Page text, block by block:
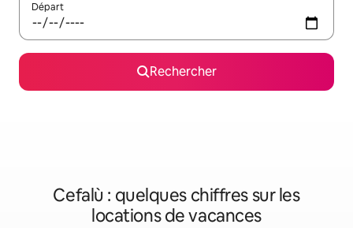
Départ
Rechercher
Cefalù : quelques chiffres sur les
locations de vacances